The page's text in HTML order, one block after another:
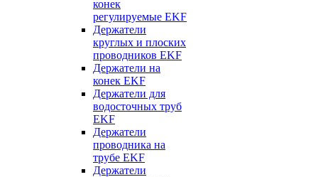
конек
регулируемые EKF
Держатели
круглых и плоских
проводников EKF
Держатели на
конек EKF
Держатели для
водосточных труб
EKF
Держатели
проводника на
трубе EKF
Держатели